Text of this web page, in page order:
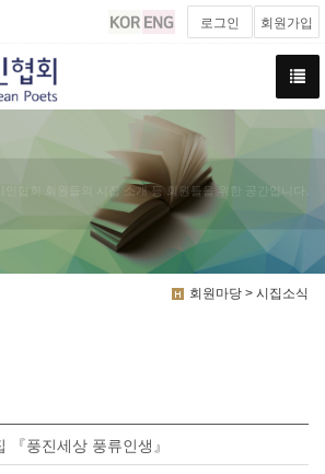
로그인 회원가입
시인협회 회원들의 시집 소개 등 회원들을 위한 공간입니다.
회원마당 > 시집소식
『풍진세상 풍류인생』